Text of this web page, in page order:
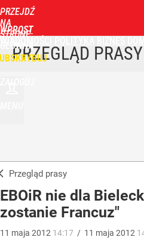
PRZEJDŹ
NA
STRONĘ
GŁÓWNĄ
WPROST
PRZEGLĄD PRASY
Przegląd prasy
EBOiR nie dla
zostanie Francuz"
11 maja 2012 14:17 / 11 maja 2012